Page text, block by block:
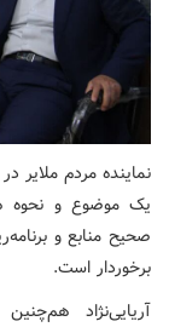
نماینده مردم ملایر
یک موضوع و نحوه
صحیح منابع و
برخوردار است.
آریایی‌نژاد